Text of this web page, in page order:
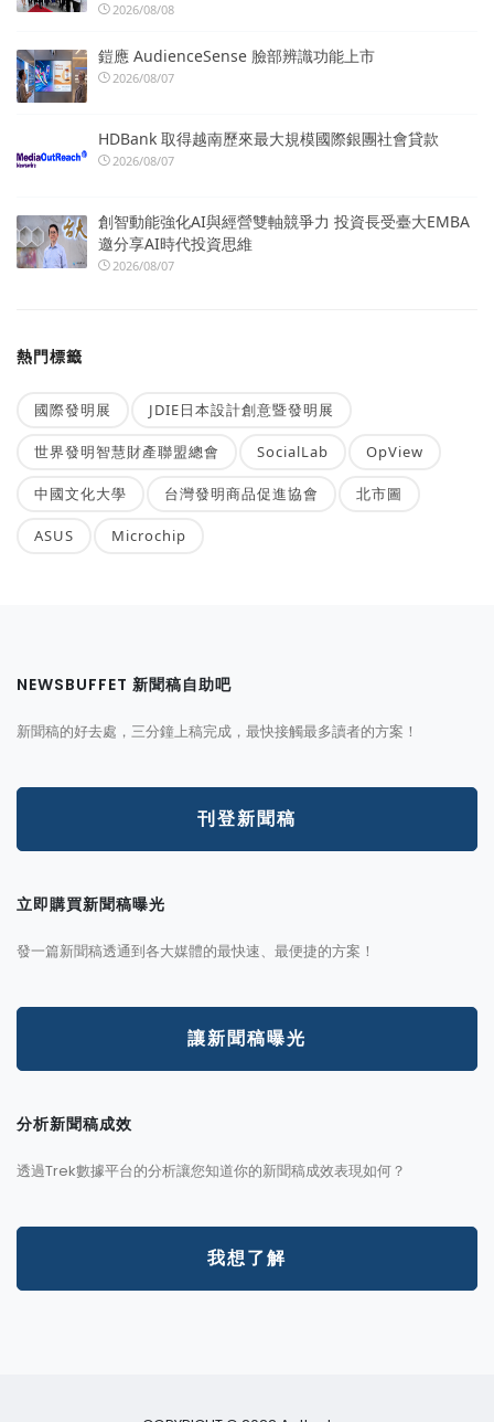
2026/08/08
鎧應 AudienceSense 臉部辨識功能上市
2026/08/07
HDBank 取得越南歷來最大規模國際銀團社會貸款
2026/08/07
創智動能強化AI與經營雙軸競爭力 投資長受臺大EMBA
邀分享AI時代投資思維
2026/08/07
熱門標籤
國際發明展 JDIE日本設計創意暨發明展
世界發明智慧財產聯盟總會 SocialLab OpView
中國文化大學 台灣發明商品促進協會 北市圖
ASUS Microchip
NEWSBUFFET 新聞稿自助吧
新聞稿的好去處，三分鐘上稿完成，最快接觸最多讀者的方案！
刊登新聞稿
立即購買新聞稿曝光
發一篇新聞稿透通到各大媒體的最快速、最便捷的方案！
讓新聞稿曝光
分析新聞稿成效
透過Trek數據平台的分析讓您知道你的新聞稿成效表現如何？
我想了解